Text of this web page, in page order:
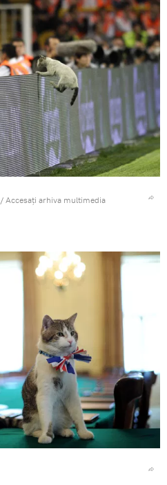
/ Accesați arhiva multimedia